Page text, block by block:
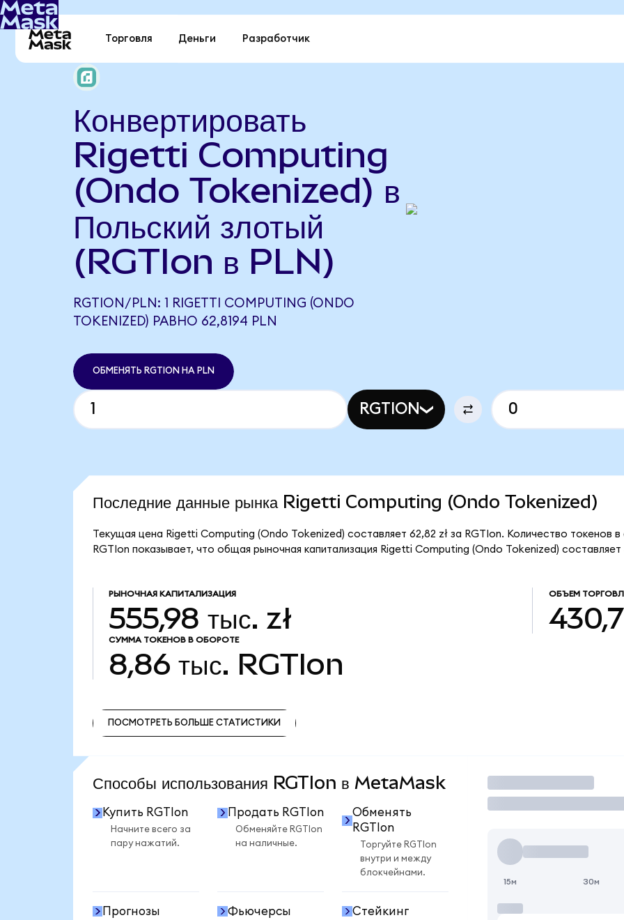
Торговля Деньги Разработчик
Конвертировать
Rigetti Computing
(Ondo Tokenized) в
Польский злотый
(RGTIon в PLN)
RGTION/PLN: 1 RIGETTI COMPUTING (ONDO
TOKENIZED) РАВНО 62,8194 PLN
ОБМЕНЯТЬ RGTION НА PLN
RGTION
Последние данные рынка Rigetti Computing (Ondo Tokenized)
Текущая цена Rigetti Computing (Ondo Tokenized) составляет 62,82 zł за RGTIon. Количество токенов
RGTIon показывает, что общая рыночная капитализация Rigetti Computing (Ondo Tokenized) составляет
РЫНОЧНАЯ КАПИТАЛИЗАЦИЯ
555,98 тыс. zł
ОБЪЕМ
СУММА ТОКЕНОВ В ОБОРОТЕ
8,86 тыс. RGTIon
ПОСМОТРЕТЬ БОЛЬШЕ СТАТИСТИКИ
Способы использования RGTIon в MetaMask
Купить RGTIon
Начните всего за
пару нажатий.
Продать RGTIon
Обменяйте RGTIon
на наличные.
Обменять
RGTIon
Торгуйте RGTIon
внутри и между
блокчейнами.
Прогнозы Фьючерсы Стейкинг
Торговать
15м 30м